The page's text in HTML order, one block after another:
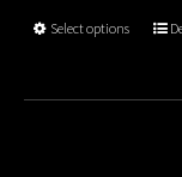
Select options